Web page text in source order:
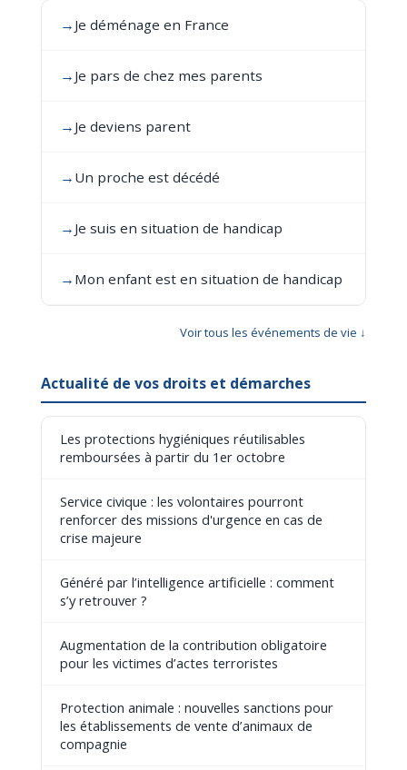
→ Je déménage en France
→ Je pars de chez mes parents
→ Je deviens parent
→ Un proche est décédé
→ Je suis en situation de handicap
→ Mon enfant est en situation de handicap
Voir tous les événements de vie ↓
Actualité de vos droits et démarches
Les protections hygiéniques réutilisables
remboursées à partir du 1er octobre
Service civique : les volontaires pourront
renforcer des missions d'urgence en cas de
crise majeure
Généré par l’intelligence artificielle : comment
s’y retrouver ?
Augmentation de la contribution obligatoire
pour les victimes d’actes terroristes
Protection animale : nouvelles sanctions pour
les établissements de vente d’animaux de
compagnie